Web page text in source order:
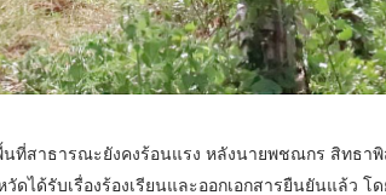
ที่สาธารณะยังคงร้อนแรง หลังนายพชณกร สิทธา
ดได้รับเรื่องร้องเรียนและออกเอกสารยืนยันแล้ว โด